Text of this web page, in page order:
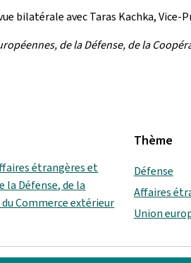
bilatérale avec Taras Kachka,
de la Défense, de la
étrangères et
la Défense, de la
Commerce extérieur
Thème
Défense
Affaires
Union